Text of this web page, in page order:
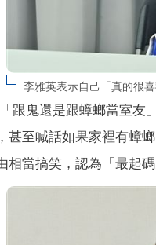
李雅英表示自己「真的很
跟鬼還是跟蟑螂當室友
甚至喊話如果家裡有蟑
相當搞笑，認為「最起